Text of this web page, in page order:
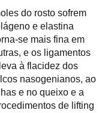
do rosto sofrem
e elastina
se mais fina em
e os ligamentos
à flacidez dos
nasogenianos, ao
e no queixo e a
de lifting